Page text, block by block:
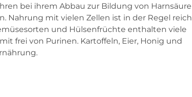
bei ihrem Abbau zur Bildung von Harnsäure
Nahrung mit vielen Zellen ist in der Regel reich
und Hülsenfrüchte enthalten viele
frei von Purinen. Kartoffeln, Eier, Honig und